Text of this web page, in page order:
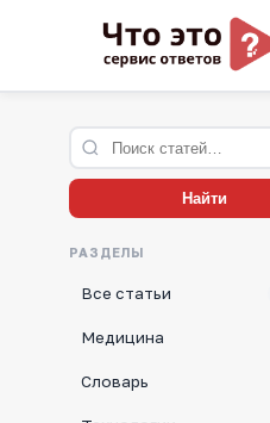
Найти
РАЗДЕЛЫ
Все статьи
Медицина
Словарь